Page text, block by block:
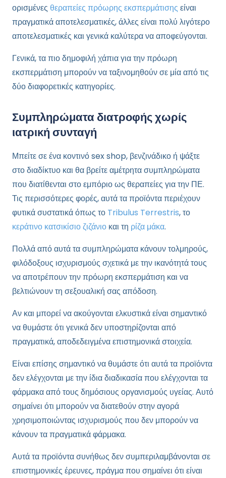
ορισμένες θεραπείες πρόωρης εκσπερμάτισης είναι
πραγματικά αποτελεσματικές, άλλες είναι πολύ λιγότερο
αποτελεσματικές και γενικά καλύτερα να αποφεύγονται.
Γενικά, τα πιο δημοφιλή χάπια για την πρόωρη
εκσπερμάτιση μπορούν να ταξινομηθούν σε μία από τις
δύο διαφορετικές κατηγορίες.
Συμπληρώματα διατροφής χωρίς
ιατρική συνταγή
Μπείτε σε ένα κοντινό sex shop, βενζινάδικο ή ψάξτε
στο διαδίκτυο και θα βρείτε αμέτρητα συμπληρώματα
που διατίθενται στο εμπόριο ως θεραπείες για την ΠΕ.
Τις περισσότερες φορές, αυτά τα προϊόντα περιέχουν
φυτικά συστατικά όπως το Tribulus Terrestris, το
κεράτινο κατσικίσιο ζιζάνιο και τη ρίζα μάκα.
Πολλά από αυτά τα συμπληρώματα κάνουν τολμηρούς,
φιλόδοξους ισχυρισμούς σχετικά με την ικανότητά τους
να αποτρέπουν την πρόωρη εκσπερμάτιση και να
βελτιώνουν τη σεξουαλική σας απόδοση.
Αν και μπορεί να ακούγονται ελκυστικά είναι σημαντικό
να θυμάστε ότι γενικά δεν υποστηρίζονται από
πραγματικά, αποδεδειγμένα επιστημονικά στοιχεία.
Είναι επίσης σημαντικό να θυμάστε ότι αυτά τα προϊόντα
δεν ελέγχονται με την ίδια διαδικασία που ελέγχονται τα
φάρμακα από τους δημόσιους οργανισμούς υγείας. Αυτό
σημαίνει ότι μπορούν να διατεθούν στην αγορά
χρησιμοποιώντας ισχυρισμούς που δεν μπορούν να
κάνουν τα πραγματικά φάρμακα.
Αυτά τα προϊόντα συνήθως δεν συμπεριλαμβάνονται σε
επιστημονικές έρευνες, πράγμα που σημαίνει ότι είναι